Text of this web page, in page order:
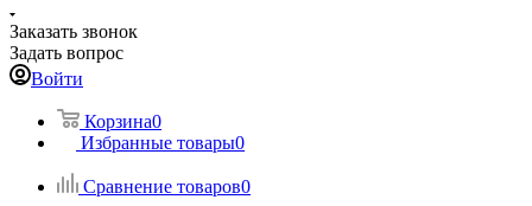
Заказать звонок
Задать вопрос
Войти
Корзина0
Избранные товары0
Сравнение товаров0